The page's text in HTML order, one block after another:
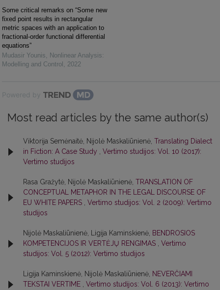
Some critical remarks on “Some new
fixed point results in rectangular
metric spaces with an application to
fractional-order functional differential
equations”
Mudasir Younis, Nonlinear Analysis:
Modelling and Control , 2022
Powered by
Most read articles by the same author(s)
Viktorija Semėnaitė, Nijolė Maskaliūnienė, Translating Dialect
in Fiction: A Case Study
Vertimo studijos: Vol. 10 (2017):
Vertimo studijos
Rasa Gražytė, Nijolė Maskaliūnienė, TRANSLATION OF
CONCEPTUAL METAPHOR IN THE LEGAL DISCOURSE OF
EU WHITE PAPERS
Vertimo studijos: Vol. 2 (2009): Vertimo
studijos
Nijolė Maskaliūnienė, Ligija Kaminskienė, BENDROSIOS
KOMPETENCIJOS IR VERTĖJŲ RENGIMAS
Vertimo
studijos: Vol. 5 (2012): Vertimo studijos
Ligija Kaminskienė, Nijolė Maskaliūnienė, NEVERČIAMI
TEKSTAI VERTIME
Vertimo studijos: Vol. 6 (2013): Vertimo